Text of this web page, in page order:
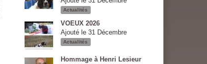
Actualités
VOEUX 2026
Ajouté le 31 Décembre
Actualités
Hommage à Henri Lesieur